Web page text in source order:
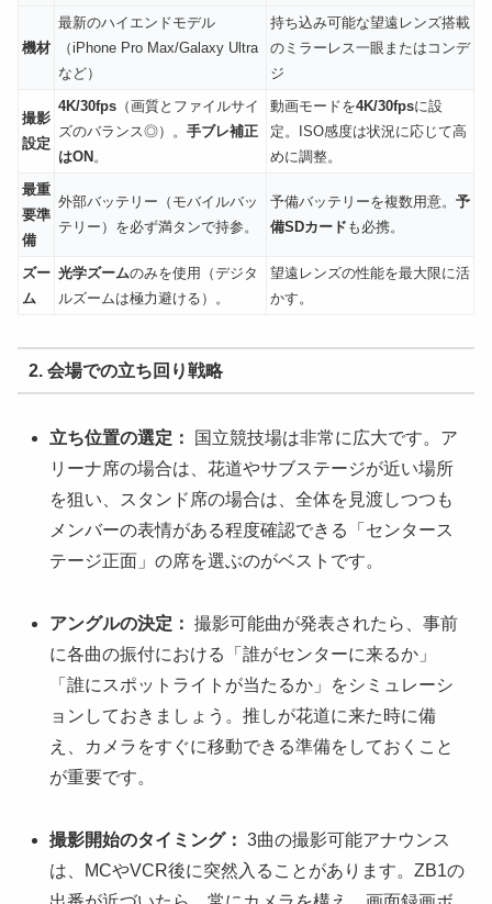
機材
最新のハイエンドモデル
（iPhone Pro Max/Galaxy Ultra
など）
持ち込み可能な望遠レンズ搭載
のミラーレス一眼またはコンデ
ジ
撮影
設定
4K/30fps （画質とファイルサイ
ズのバランス◎）。 手ブレ補正
はON 。
動画モードを4K/30fpsに設
定。ISO感度は状況に応じて高
めに調整。
最重
要準
備
外部バッテリー（モバイルバッ
テリー）を必ず満タンで持参。
予備バッテリーを複数用意。 予
備SDカード も必携。
ズー
ム
光学ズームのみを使用（デジタ
ルズームは極力避ける）。
望遠レンズの性能を最大限に活
かす。
2. 会場での立ち回り戦略
立ち位置の選定：
国立競技場は非常に広大です。ア
リーナ席の場合は、花道やサブステージが近い場所
を狙い、スタンド席の場合は、全体を見渡しつつも
メンバーの表情がある程度確認できる「センタース
テージ正面」の席を選ぶのがベストです。
アングルの決定： 撮影可能曲が発表されたら、事前
に各曲の振付における「誰がセンターに来るか」
「誰にスポットライトが当たるか」をシミュレーシ
ョンしておきましょう。推しが花道に来た時に備
え、カメラをすぐに移動できる準備をしておくこと
が重要です。
撮影開始のタイミング： 3曲の撮影可能アナウンス
は、MCやVCR後に突然入ることがあります。ZB1の